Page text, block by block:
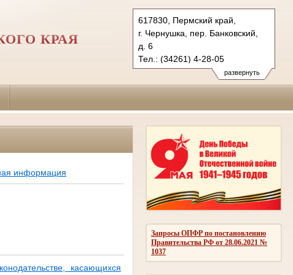
развернуть
617830, Пермский край,
г. Чернушка, пер. Банковский,
д. 6
Тел.: (34261) 4-28-05
chernushinsky.perm@sudrf.ru
КРАЯ
Запросы ОПФР по постановлению
Правительства РФ от 28.06.2021 №
1037
информация
касающихся